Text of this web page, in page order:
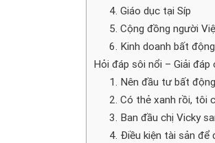
4. Giáo dục tại Síp
5. Cộng đồng người
6. Kinh doanh bất
Hỏi đáp sôi nổi – Giải đáp
1. Nên đầu tư bất
2. Có thẻ xanh rồi, tôi
3. Ban đầu chị Vicky
4. Điều kiện tài sản để